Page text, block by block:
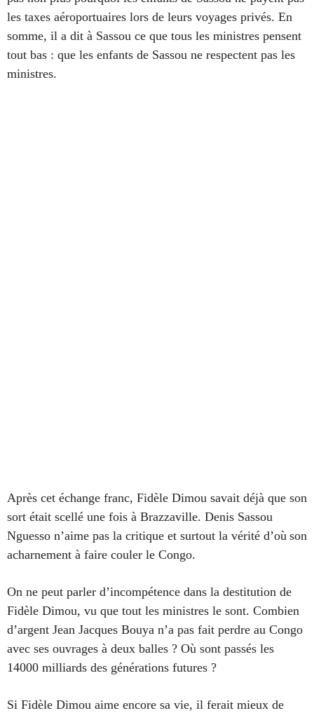
les taxes aéroportuaires lors de leurs voyages privés. En
somme, il a dit à Sassou ce que tous les ministres pensent
tout bas : que les enfants de Sassou ne respectent pas les
ministres.
Après cet échange franc, Fidèle Dimou savait déjà que son
sort était scellé une fois à Brazzaville. Denis Sassou
Nguesso n’aime pas la critique et surtout la vérité d’où son
acharnement à faire couler le Congo.
On ne peut parler d’incompétence dans la destitution de
Fidèle Dimou, vu que tout les ministres le sont. Combien
d’argent Jean Jacques Bouya n’a pas fait perdre au Congo
avec ses ouvrages à deux balles ? Où sont passés les
14000 milliards des générations futures ?
Si Fidèle Dimou aime encore sa vie, il ferait mieux de